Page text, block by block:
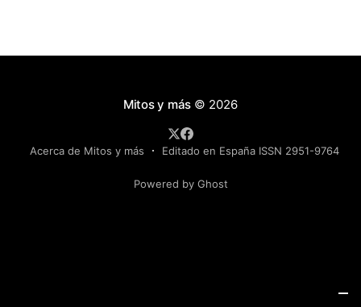
Mitos y más © 2026
Acerca de Mitos y más Editado en España ISSN 2951-9764
Powered by Ghost